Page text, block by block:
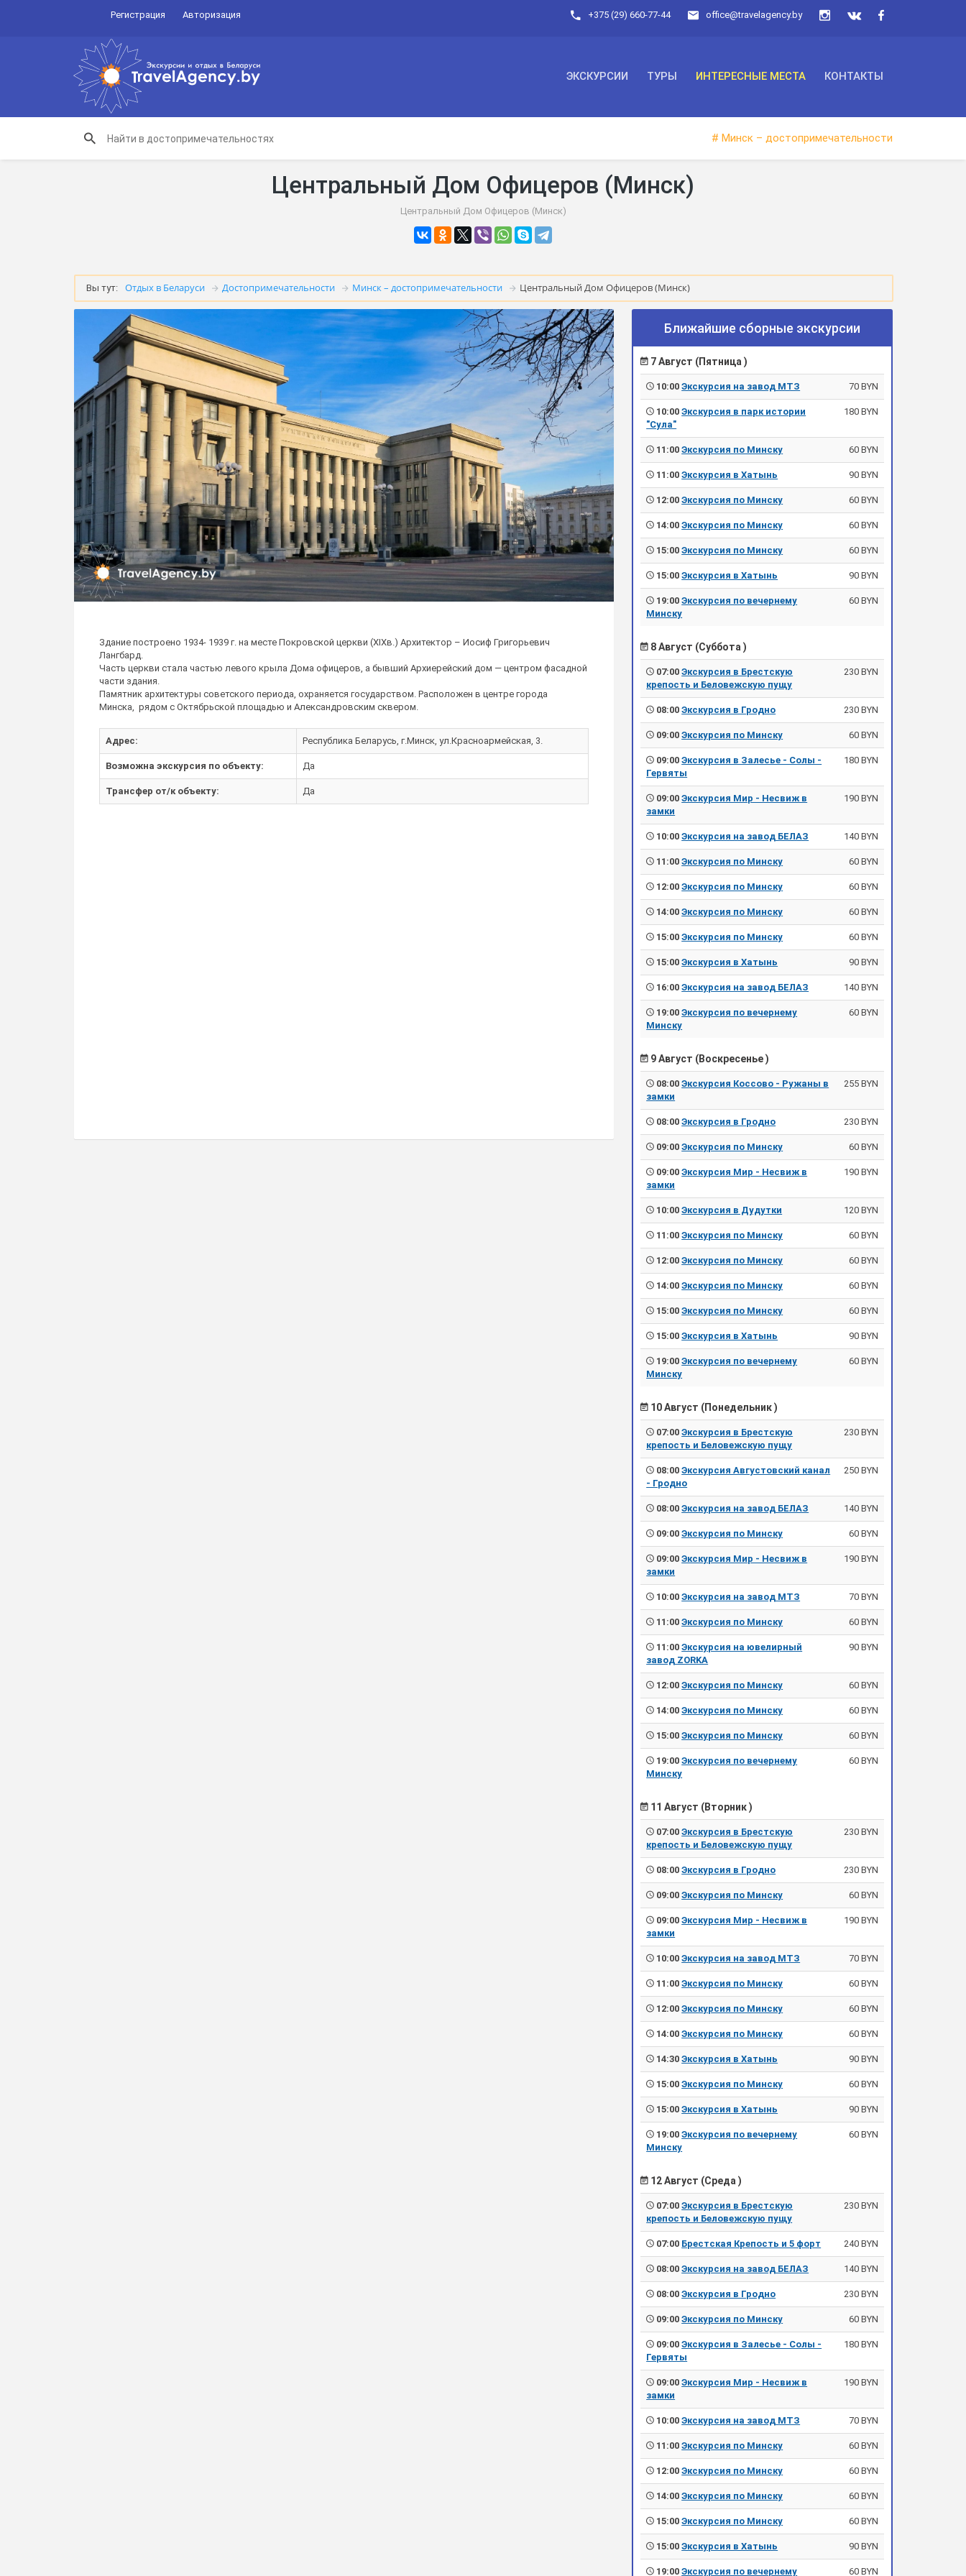
Регистрация Авторизация office@travelagency.by
+375 (29) 660-77-44
ЭКСКУРСИИ ТУРЫ ИНТЕРЕСНЫЕ МЕСТА КОНТАКТЫ
# Минск – достопримечательности
Центральный Дом Офицеров (Минск)
Центральный Дом Офицеров (Минск)
Вы тут: Отдых в Беларуси Достопримечательности Минск – достопримечательности Центральный Дом Офицеров (Минск)
Здание построено 1934- 1939 г. на месте Покровской церкви (XIXв.) Архитектор – Иосиф Григорьевич
Лангбард.
Часть церкви стала частью левого крыла Дома офицеров, а бывший Архиерейский дом — центром фасадной
части здания.
Памятник архитектуры советского периода, охраняется государством. Расположен в центре города
Минска, рядом с Октябрьской площадью и Александровским сквером.
Адрес: Республика Беларусь, г.Минск, ул.Красноармейская, 3.
Возможна экскурсия по объекту: Да
Трансфер от/к объекту: Да
Ближайшие сборные экскурсии
7 Август (Пятница )
10:00Экскурсия на завод МТЗ 70 BYN
10:00Экскурсия в парк истории
"Сула"
180 BYN
11:00Экскурсия по Минску 60 BYN
11:00Экскурсия в Хатынь 90 BYN
12:00Экскурсия по Минску 60 BYN
14:00Экскурсия по Минску 60 BYN
15:00Экскурсия по Минску 60 BYN
15:00Экскурсия в Хатынь 90 BYN
19:00Экскурсия по вечернему
Минску
60 BYN
8 Август (Суббота )
07:00Экскурсия в Брестскую
крепость и Беловежскую пущу
230 BYN
08:00Экскурсия в Гродно 230 BYN
09:00Экскурсия по Минску 60 BYN
09:00Экскурсия в Залесье - Солы -
Гервяты
180 BYN
09:00Экскурсия Мир - Несвиж в
замки
190 BYN
10:00Экскурсия на завод БЕЛАЗ 140 BYN
11:00Экскурсия по Минску 60 BYN
12:00Экскурсия по Минску 60 BYN
14:00Экскурсия по Минску 60 BYN
15:00Экскурсия по Минску 60 BYN
15:00Экскурсия в Хатынь 90 BYN
16:00Экскурсия на завод БЕЛАЗ 140 BYN
19:00Экскурсия по вечернему
Минску
60 BYN
9 Август (Воскресенье )
08:00Экскурсия Коссово - Ружаны в
замки
255 BYN
08:00Экскурсия в Гродно 230 BYN
09:00Экскурсия по Минску 60 BYN
09:00Экскурсия Мир - Несвиж в
замки
190 BYN
10:00Экскурсия в Дудутки 120 BYN
11:00Экскурсия по Минску 60 BYN
12:00Экскурсия по Минску 60 BYN
14:00Экскурсия по Минску 60 BYN
15:00Экскурсия по Минску 60 BYN
15:00Экскурсия в Хатынь 90 BYN
19:00Экскурсия по вечернему
Минску
60 BYN
10 Август (Понедельник )
07:00Экскурсия в Брестскую
крепость и Беловежскую пущу
230 BYN
08:00Экскурсия Августовский канал
- Гродно
250 BYN
08:00Экскурсия на завод БЕЛАЗ 140 BYN
09:00Экскурсия по Минску 60 BYN
09:00Экскурсия Мир - Несвиж в
замки
190 BYN
10:00Экскурсия на завод МТЗ 70 BYN
11:00Экскурсия по Минску 60 BYN
11:00Экскурсия на ювелирный
завод ZORKA
90 BYN
12:00Экскурсия по Минску 60 BYN
14:00Экскурсия по Минску 60 BYN
15:00Экскурсия по Минску 60 BYN
19:00Экскурсия по вечернему
Минску
60 BYN
11 Август (Вторник )
07:00Экскурсия в Брестскую
крепость и Беловежскую пущу
230 BYN
08:00Экскурсия в Гродно 230 BYN
09:00Экскурсия по Минску 60 BYN
09:00Экскурсия Мир - Несвиж в
замки
190 BYN
10:00Экскурсия на завод МТЗ 70 BYN
11:00Экскурсия по Минску 60 BYN
12:00Экскурсия по Минску 60 BYN
14:00Экскурсия по Минску 60 BYN
14:30Экскурсия в Хатынь 90 BYN
15:00Экскурсия по Минску 60 BYN
15:00Экскурсия в Хатынь 90 BYN
19:00Экскурсия по вечернему
Минску
60 BYN
12 Август (Среда )
07:00Экскурсия в Брестскую
крепость и Беловежскую пущу
230 BYN
07:00 Брестская Крепость и 5 форт 240 BYN
08:00Экскурсия на завод БЕЛАЗ 140 BYN
08:00Экскурсия в Гродно 230 BYN
09:00Экскурсия по Минску 60 BYN
09:00Экскурсия в Залесье - Солы -
Гервяты
180 BYN
09:00Экскурсия Мир - Несвиж в
замки
190 BYN
10:00Экскурсия на завод МТЗ 70 BYN
11:00Экскурсия по Минску 60 BYN
12:00Экскурсия по Минску 60 BYN
14:00Экскурсия по Минску 60 BYN
15:00Экскурсия по Минску 60 BYN
15:00Экскурсия в Хатынь 90 BYN
19:00Экскурсия по вечернему 60 BYN